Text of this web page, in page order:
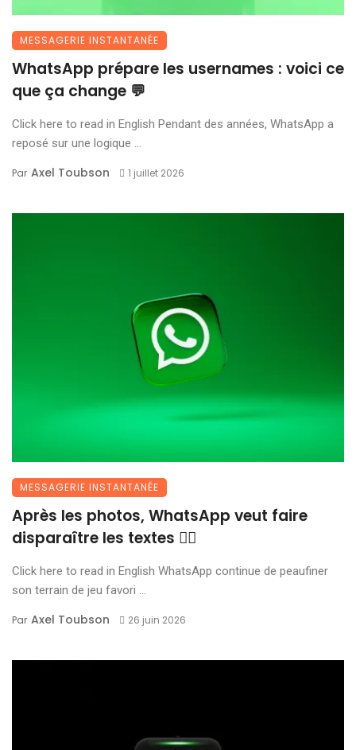
MESSAGERIE INSTANTANÉE
WhatsApp prépare les usernames : voici ce
que ça change 💬
Click here to read in English Pendant des années, WhatsApp a
reposé sur une logique ...
Par Axel Toubson 1 juillet 2026
MESSAGERIE INSTANTANÉE
Après les photos, WhatsApp veut faire
disparaître les textes 😶‍🌫️
Click here to read in English WhatsApp continue de peaufiner
son terrain de jeu favori ...
Par Axel Toubson 26 juin 2026